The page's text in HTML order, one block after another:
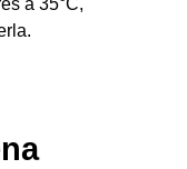
a 35°C,